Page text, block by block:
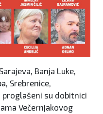
Banja Luke,
Srebrenice,
su dobitnici
Večernjakovog